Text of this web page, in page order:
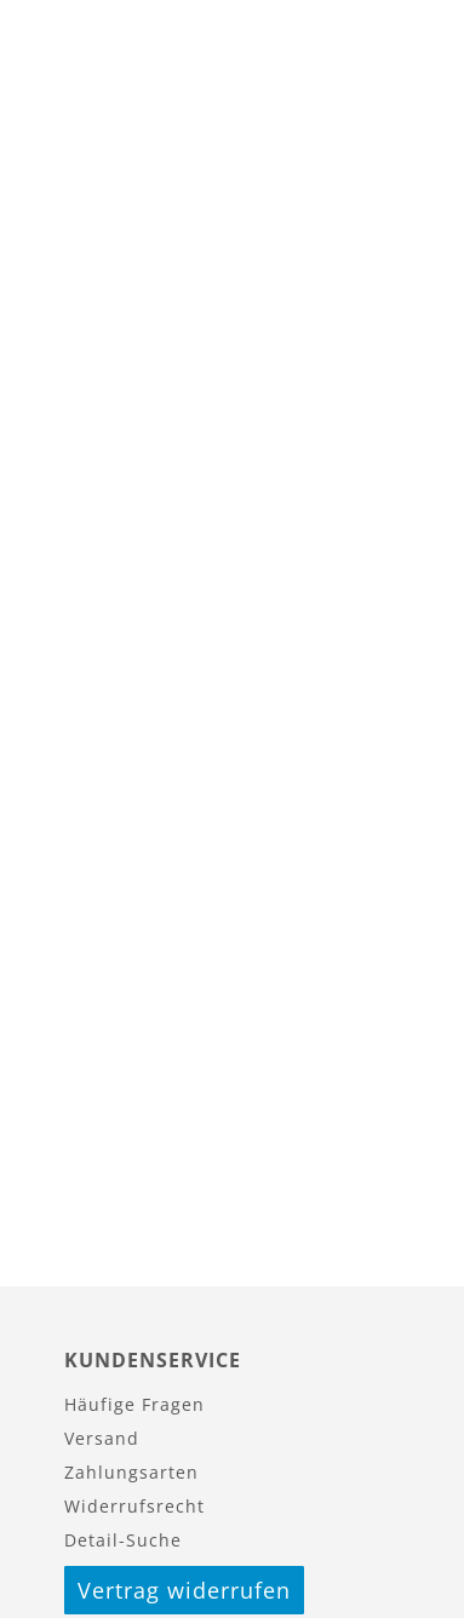
KUNDENSERVICE
Häufige Fragen
Versand
Zahlungsarten
Widerrufsrecht
Detail-Suche
Vertrag widerrufen